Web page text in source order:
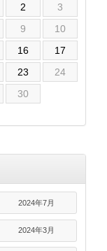
2
3
9
10
16
17
23
24
30
2024年7月
2024年3月